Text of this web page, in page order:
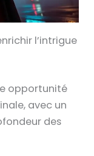
l’intrigue
opportunité
avec un
des